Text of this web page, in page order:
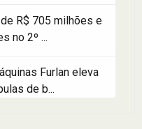
R$ 705 milhões e
no 2º ...
Furlan eleva
de b...